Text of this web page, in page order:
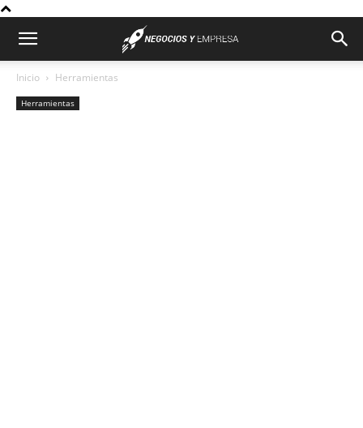
Inicio Herramientas
Herramientas